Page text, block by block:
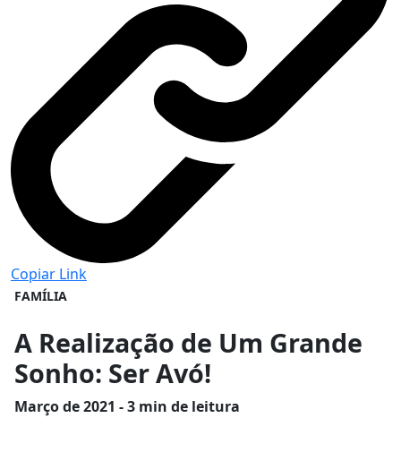
Copiar Link
FAMÍLIA
A Realização de Um Grande
Sonho: Ser Avó!
Marçode 2021 - 3 min de leitura